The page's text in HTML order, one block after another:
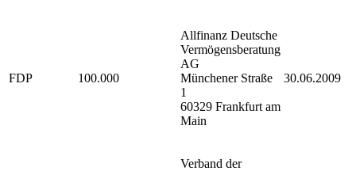
FDP 100.000
Allfinanz Deutsche
Vermögensberatung
AG
Münchener Straße
1
60329 Frankfurt am
Main
30.06.2009
Verband der